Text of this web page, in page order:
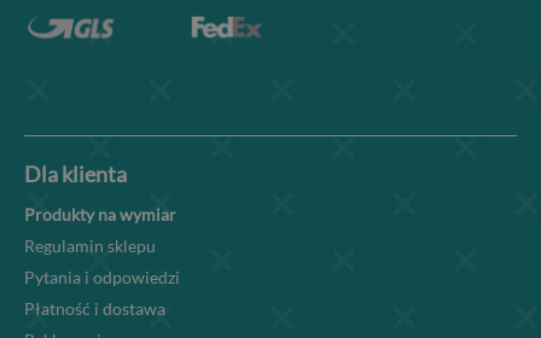
Dla klienta
Produkty na wymiar
Regulamin sklepu
Pytania i odpowiedzi
Płatność i dostawa